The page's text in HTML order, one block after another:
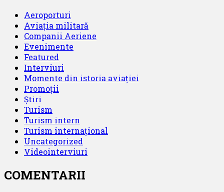
Aeroporturi
Aviația militară
Companii Aeriene
Evenimente
Featured
Interviuri
Momente din istoria aviației
Promoții
Știri
Turism
Turism intern
Turism internațional
Uncategorized
Videointerviuri
COMENTARII